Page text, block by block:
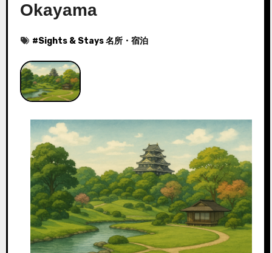
Okayama
#Sights & Stays 名所・宿泊